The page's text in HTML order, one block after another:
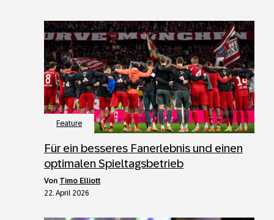
Feature
Für ein besseres Fanerlebnis und einen
optimalen Spieltagsbetrieb
von Timo Elliott
22. April 2026